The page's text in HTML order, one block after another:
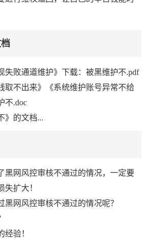
失败通道维护》下载：被黑维护不.pdf
取不出来》《系统维护账号异常不给
不.doc
》的文档...
黑网风控审核不通过的情况，一定要
失扩大！
黑网风控审核不通过的情况呢？
验！